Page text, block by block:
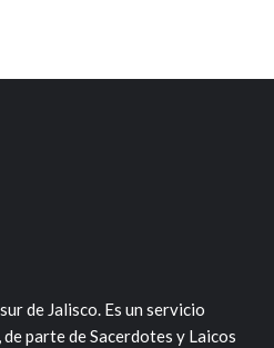
de Jalisco. Es un servicio
parte de Sacerdotes y Laicos